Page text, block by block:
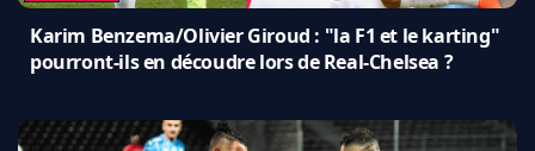
Karim Benzema/Olivier Giroud : "la F1 et le karting"
pourront-ils en découdre lors de Real-Chelsea ?